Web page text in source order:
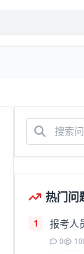
热门问
1 报考人
0